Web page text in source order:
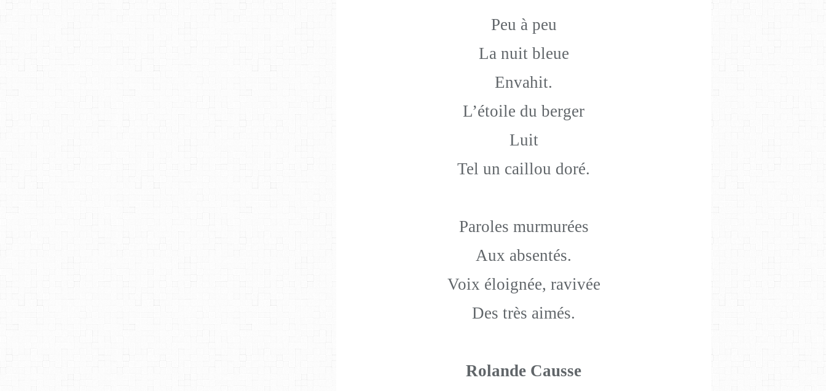
Peu à peu
La nuit bleue
Envahit.
L’étoile du berger
Luit
Tel un caillou doré.
Paroles murmurées
Aux absentés.
Voix éloignée, ravivée
Des très aimés.
Rolande Causse